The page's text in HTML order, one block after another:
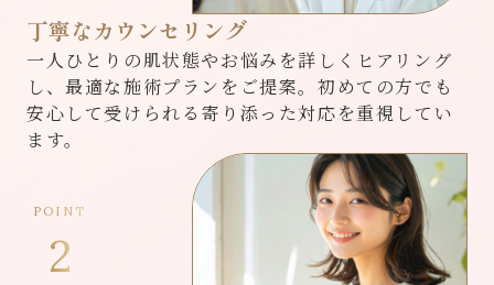
丁寧なカウンセリング
一人ひとりの肌状態やお悩みを詳しくヒアリング
し、最適な施術プランをご提案。初めての方でも
安心して受けられる寄り添った対応を重視してい
ます。
POINT
2